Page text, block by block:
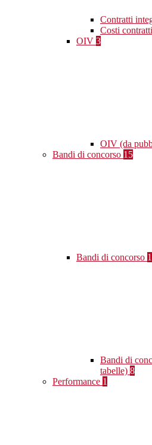
Contratti
Costi
OIV 3
OIV (da
Bandi di concorso 15
Bandi di concorso
Bandi di
tabelle) 8
Performance 1